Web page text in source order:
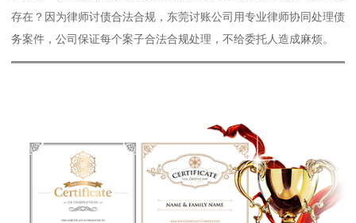
存在？因为律师讨债合法合规，东莞讨账公司用专业律师协同处理债
务案件，公司保证每个案子合法合规处理，不给委托人造成麻烦。